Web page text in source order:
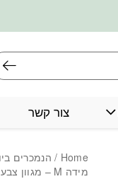
צור קשר
Home
/ הנמכרים
מידה M – מגוון צבעים-כתום